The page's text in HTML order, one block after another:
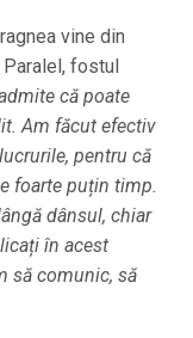
vine din
fostul
că poate
Am făcut efectiv
pentru că
foarte puțin timp.
dânsul, chiar
în acest
să comunic, să